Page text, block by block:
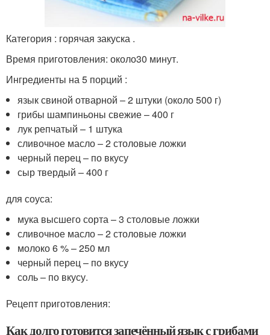
Категория : горячая закуска .
Время приготовления: около30 минут.
Ингредиенты на 5 порций :
язык свиной отварной – 2 штуки (около 500 г)
грибы шампиньоны свежие – 400 г
лук репчатый – 1 штука
сливочное масло – 2 столовые ложки
черный перец – по вкусу
сыр твердый – 400 г
для соуса:
мука высшего сорта – 3 столовые ложки
сливочное масло – 2 столовые ложки
молоко 6 % – 250 мл
черный перец – по вкусу
соль – по вкусу.
Рецепт приготовления:
Как долго готовится запечённый язык с грибами